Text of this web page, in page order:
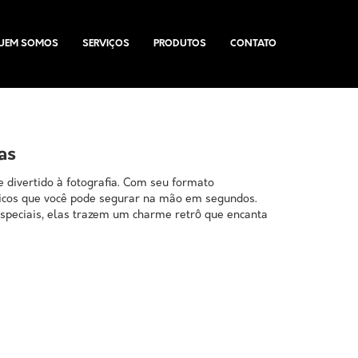
SOMOS SERVIÇOS PRODUTOS CONTATO
divertido à fotografia. Com seu formato
que você pode segurar na mão em segundos.
elas trazem um charme retrô que encanta